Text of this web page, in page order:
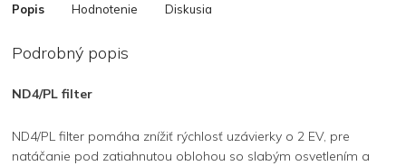
Popis Hodnotenie Diskusia
Podrobný popis
ND4/PL filter
ND4/PL filter pomáha znížiť rýchlosť uzávierky o 2 EV, pre
natáčanie pod zatiahnutou oblohou so slabým osvetlením a